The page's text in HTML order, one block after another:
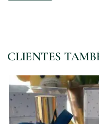
CLIENTES